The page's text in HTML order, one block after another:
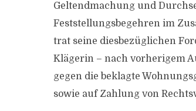
Geltendmachung und
Feststellungsbegehren im
trat seine diesbezüglichen
Klägerin – nach vorherigem
gegen die beklagte
sowie auf Zahlung von